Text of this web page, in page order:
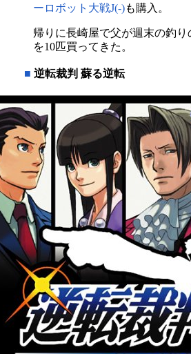
ーロボット大戦J(-)も購入。
帰りに長崎屋で父が週末の釣り
を10匹買ってきた。
■ 逆転裁判 蘇る逆転